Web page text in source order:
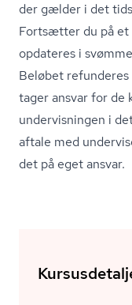
der gælder i det
Fortsætter du på et
opdateres i
Beløbet refunderes
tager ansvar for de
undervisningen i
aftale med
det på eget ansvar.